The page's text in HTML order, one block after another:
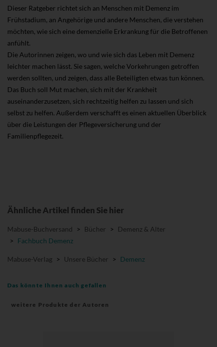
Dieser Ratgeber richtet sich an Menschen mit Demenz im
Frühstadium, an Angehörige und andere Menschen, die verstehen
möchten, wie sich eine demenzielle Erkrankung für die Betroffenen
anfühlt.
Die Autorinnen zeigen, wo und wie sich das Leben mit Demenz
leichter machen lässt. Sie sagen, welche Vorkehrungen getroffen
werden sollten, und zeigen, dass alle Beteiligten etwas tun können.
Das Buch soll Mut machen, sich mit der Krankheit
auseinanderzusetzen, sich rechtzeitig helfen zu lassen und sich
selbst zu helfen. Außerdem verschafft es einen aktuellen Überblick
über die Leistungen der Pflegeversicherung und der
Familienpflegezeit.
Ähnliche Artikel finden Sie hier
Mabuse-Buchversand > Bücher > Demenz & Alter
> Fachbuch Demenz
Mabuse-Verlag > Unsere Bücher > Demenz
Das könnte Ihnen auch gefallen
weitere Produkte der Autoren